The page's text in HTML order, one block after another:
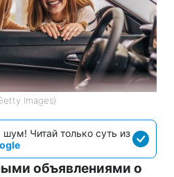
Images)
Читай только суть из
объявлениями о